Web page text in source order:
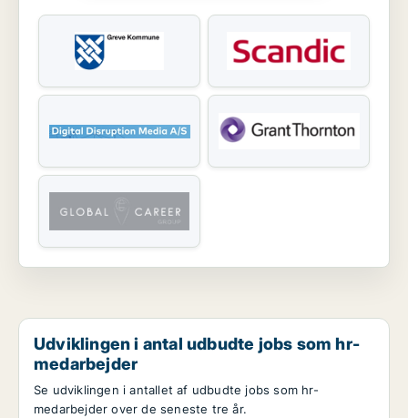
Udviklingen i antal udbudte jobs som hr-
medarbejder
Se udviklingen i antallet af udbudte jobs som hr-
medarbejder over de seneste tre år.